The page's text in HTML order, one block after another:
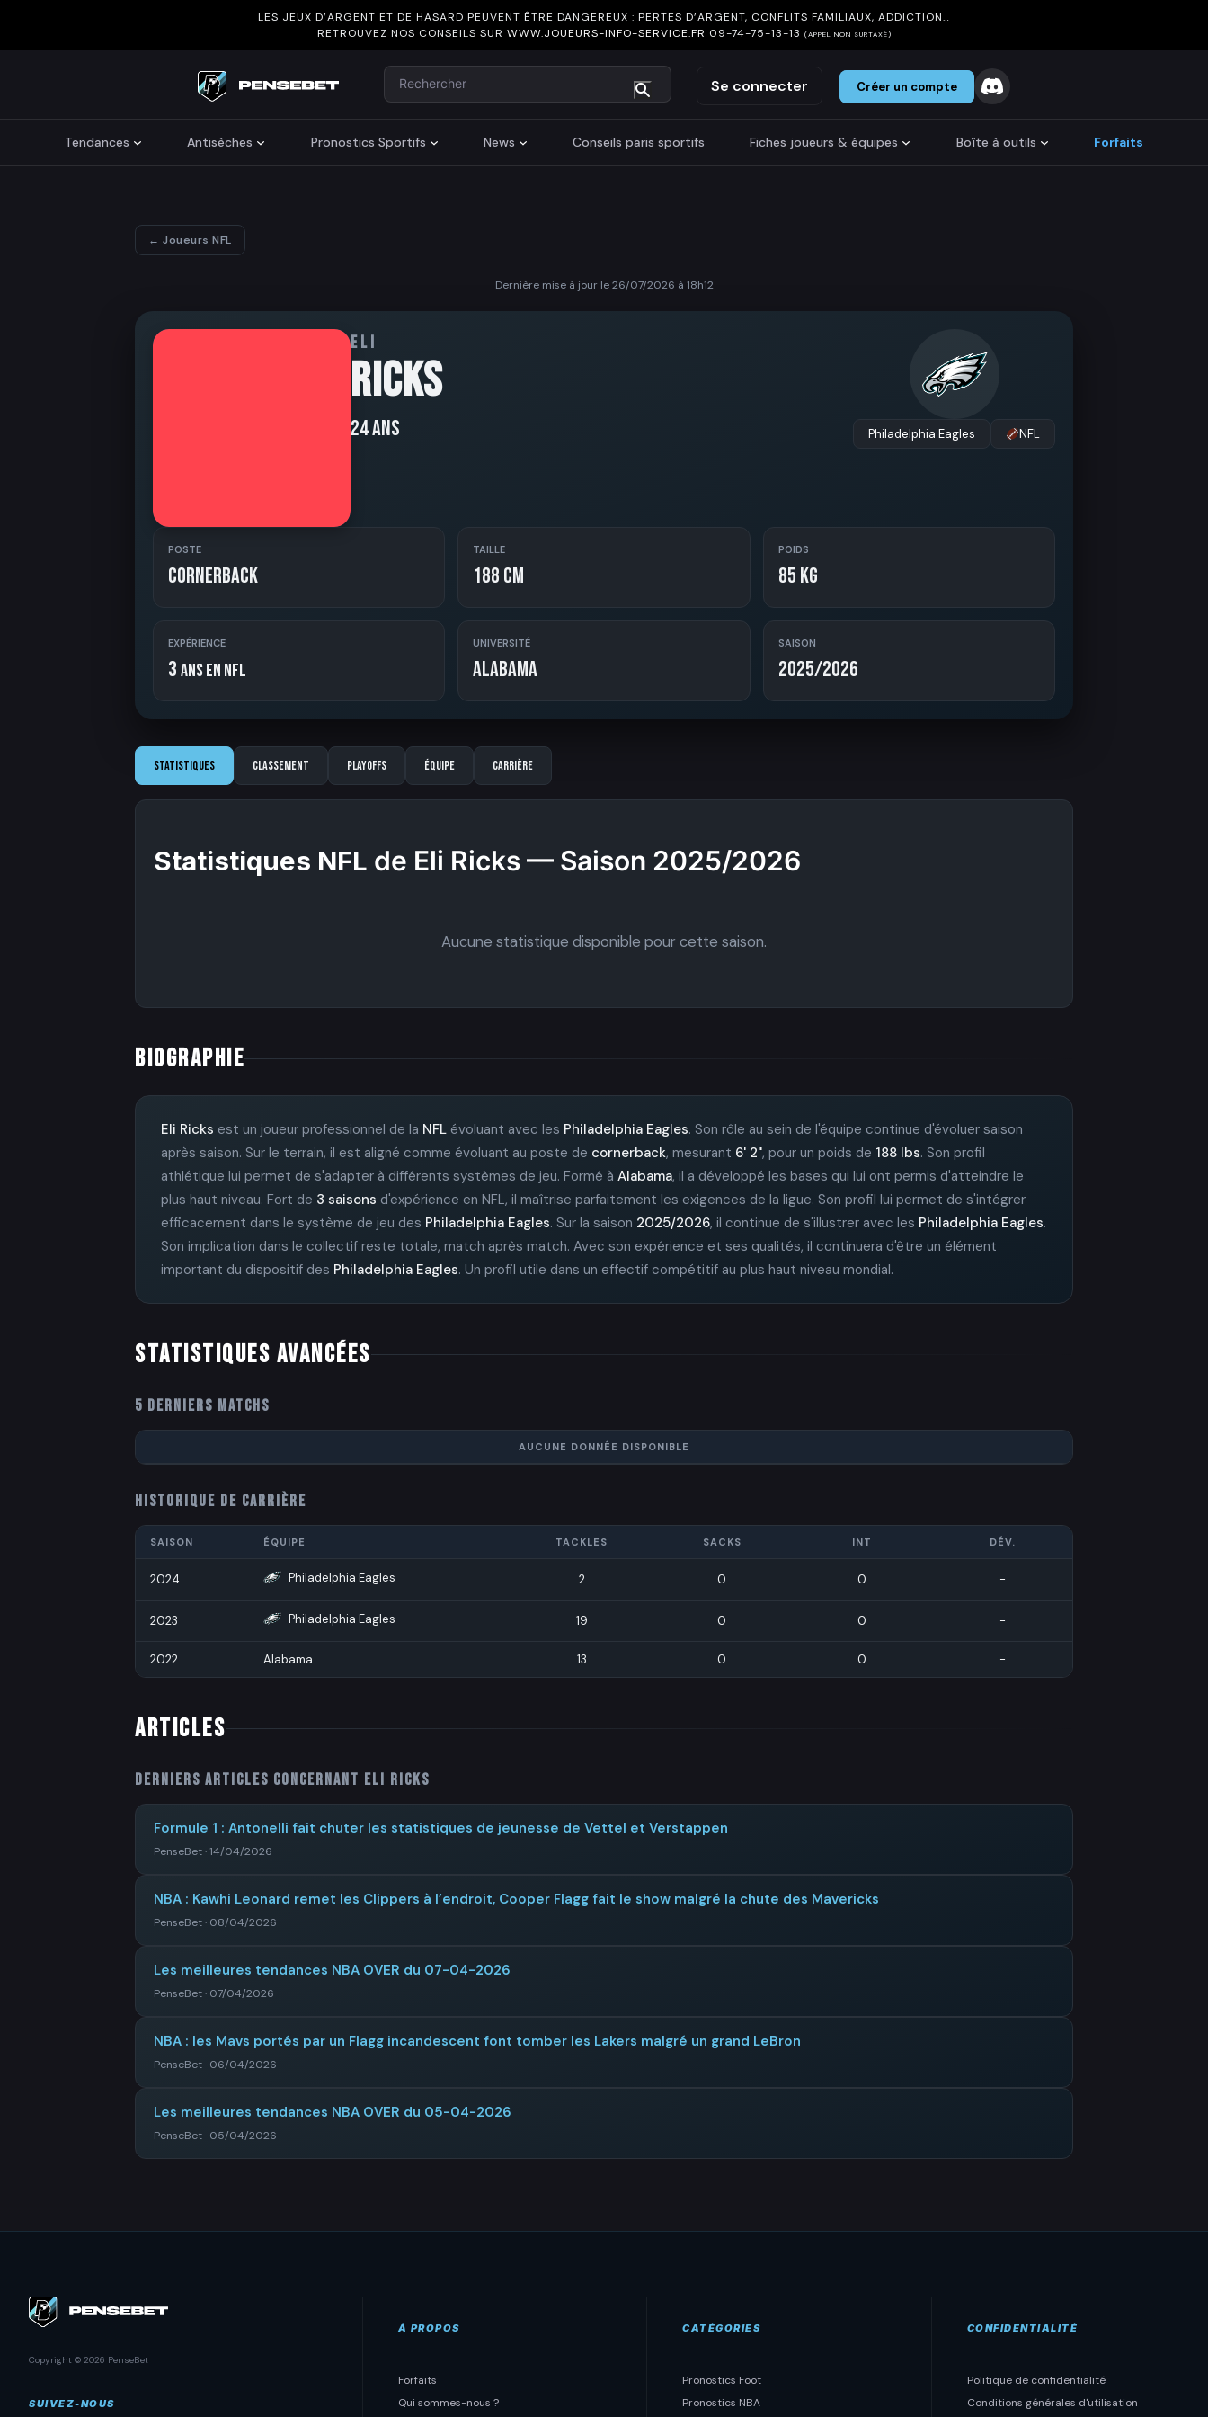
LES JEUX D’ARGENT ET DE HASARD PEUVENT ÊTRE DANGEREUX : PERTES D’ARGENT, CONFLITS FAMILIAUX, ADDICTION…
RETROUVEZ NOS CONSEILS SUR WWW.JOUEURS-INFO-SERVICE.FR 09-74-75-13-13 (APPEL NON SURTAXÉ)
Rechercher
Search Se connecter Créer un compte
Tendances Antisèches Pronostics Sportifs News Conseils paris sportifs Fiches joueurs & équipes Boîte à outils Forfaits
← Joueurs NFL
Dernière mise à jour le 26/07/2026 à 18h12
ELI
RICKS
24 ans Philadelphia Eagles NFL
POSTE
Cornerback
TAILLE
188 cm
POIDS
85 kg
EXPÉRIENCE
3 ans en NFL
UNIVERSITÉ
Alabama
SAISON
2025/2026
Statistiques Classement Playoffs Équipe Carrière
Statistiques NFL de Eli Ricks — Saison 2025/2026
Aucune statistique disponible pour cette saison.
BIOGRAPHIE
Eli Ricks est un joueur professionnel de la NFL évoluant avec les Philadelphia Eagles. Son rôle au sein de l'équipe continue d'évoluer saison
après saison. Sur le terrain, il est aligné comme évoluant au poste de cornerback, mesurant 6' 2", pour un poids de 188 lbs. Son profil
athlétique lui permet de s'adapter à différents systèmes de jeu. Formé à Alabama, il a développé les bases qui lui ont permis d'atteindre le
plus haut niveau. Fort de 3 saisons d'expérience en NFL, il maîtrise parfaitement les exigences de la ligue. Son profil lui permet de s'intégrer
efficacement dans le système de jeu des Philadelphia Eagles. Sur la saison 2025/2026, il continue de s'illustrer avec les Philadelphia Eagles.
Son implication dans le collectif reste totale, match après match. Avec son expérience et ses qualités, il continuera d'être un élément
important du dispositif des Philadelphia Eagles. Un profil utile dans un effectif compétitif au plus haut niveau mondial.
STATISTIQUES AVANCÉES
5 DERNIERS MATCHS
AUCUNE DONNÉE DISPONIBLE
HISTORIQUE DE CARRIÈRE
SAISON ÉQUIPE TACKLES SACKS INT DÉV.
2024 Philadelphia Eagles 2 0 0 -
2023 Philadelphia Eagles 19 0 0 -
2022 Alabama 13 0 0 -
ARTICLES
Derniers articles concernant Eli Ricks
Formule 1 : Antonelli fait chuter les statistiques de jeunesse de Vettel et Verstappen
PenseBet · 14/04/2026
NBA : Kawhi Leonard remet les Clippers à l’endroit, Cooper Flagg fait le show malgré la chute des Mavericks
PenseBet · 08/04/2026
Les meilleures tendances NBA OVER du 07-04-2026
PenseBet · 07/04/2026
NBA : les Mavs portés par un Flagg incandescent font tomber les Lakers malgré un grand LeBron
PenseBet · 06/04/2026
Les meilleures tendances NBA OVER du 05-04-2026
PenseBet · 05/04/2026
Copyright © 2026 PenseBet
SUIVEZ-NOUS
À PROPOS
Forfaits
Qui sommes-nous ?
CATÉGORIES
Pronostics Foot
Pronostics NBA
CONFIDENTIALITÉ
Politique de confidentialité
Conditions générales d'utilisation